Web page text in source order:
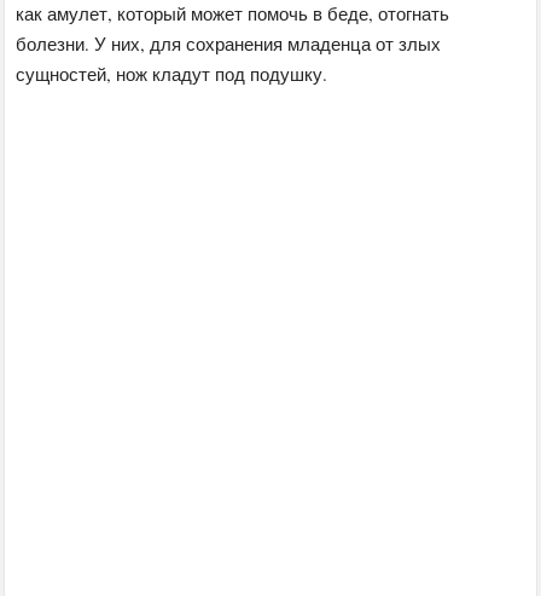
как амулет, который может помочь в беде, отогнать
болезни. У них, для сохранения младенца от злых
сущностей, нож кладут под подушку.